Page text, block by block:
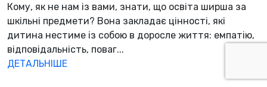
Кому, як не нам із вами, знати, що освіта ширша за
шкільні предмети? Вона закладає цінності, які
дитина нестиме із собою в доросле життя: емпатію,
відповідальність, поваг...
ДЕТАЛЬНІШЕ